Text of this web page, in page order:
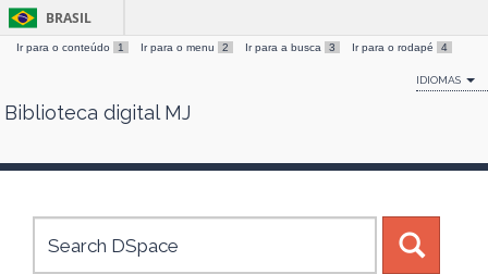
Skip
BRASIL
Ir para o conteúdo 1 Ir para o menu 2 Ir para a busca 3 Ir para o rodapé 4
IDIOMAS
Biblioteca digital MJ